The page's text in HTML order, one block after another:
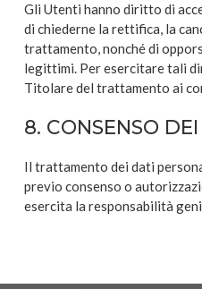
Gli Utenti hanno diritto di
di chiederne la rettifica, la
trattamento, nonché di
legittimi. Per esercitare tali
Titolare del trattamento ai
8. CONSENSO
Il trattamento dei dati
previo consenso o
esercita la responsabilità